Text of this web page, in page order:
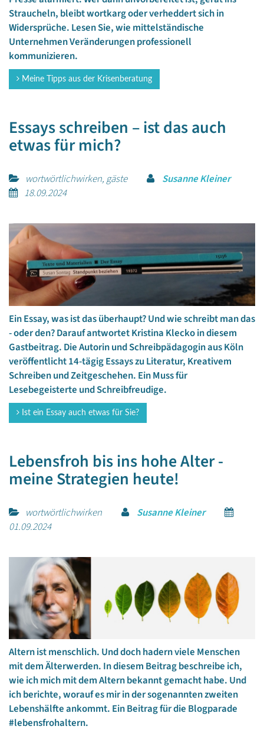
Straucheln, bleibt wortkarg oder verheddert sich in
Widersprüche. Lesen Sie, wie mittelständische
Unternehmen Veränderungen professionell
kommunizieren.
Meine Tipps aus der Krisenberatung
Essays schreiben – ist das auch
etwas für mich?
wortwörtlichwirken, gäste
Susanne Kleiner
18.09.2024
Ein Essay, was ist das überhaupt? Und wie schreibt man das
- oder den? Darauf antwortet Kristina Klecko in diesem
Gastbeitrag. Die Autorin und Schreibpädagogin aus Köln
veröffentlicht 14-tägig Essays zu Literatur, Kreativem
Schreiben und Zeitgeschehen. Ein Muss für
Lesebegeisterte und Schreibfreudige.
Ist ein Essay auch etwas für Sie?
Lebensfroh bis ins hohe Alter -
meine Strategien heute!
wortwörtlichwirken
Susanne Kleiner
01.09.2024
Altern ist menschlich. Und doch hadern viele Menschen
mit dem Älterwerden. In diesem Beitrag beschreibe ich,
wie ich mich mit dem Altern bekannt gemacht habe. Und
ich berichte, worauf es mir in der sogenannten zweiten
Lebenshälfte ankommt. Ein Beitrag für die Blogparade
#lebensfrohaltern.